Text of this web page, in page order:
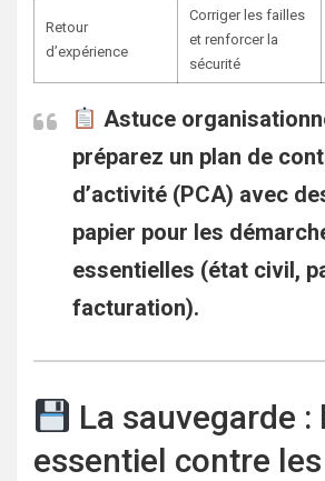
Retour
d’expérience
Corriger les failles
et renforcer la
sécurité
Astuce
préparez un plan de
d’activité (PCA) avec
papier pour les
essentielles (état civil,
facturation).
La sauvegarde
essentiel contre les